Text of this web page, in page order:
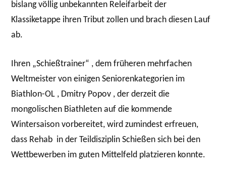
bislang völlig unbekannten Releifarbeit der
Klassiketappe ihren Tribut zollen und brach diesen Lauf
ab.
Ihren „Schießtrainer“ , dem früheren mehrfachen
Weltmeister von einigen Seniorenkategorien im
Biathlon-OL , Dmitry Popov , der derzeit die
mongolischen Biathleten auf die kommende
Wintersaison vorbereitet, wird zumindest erfreuen,
dass Rehab in der Teildisziplin Schießen sich bei den
Wettbewerben im guten Mittelfeld platzieren konnte.